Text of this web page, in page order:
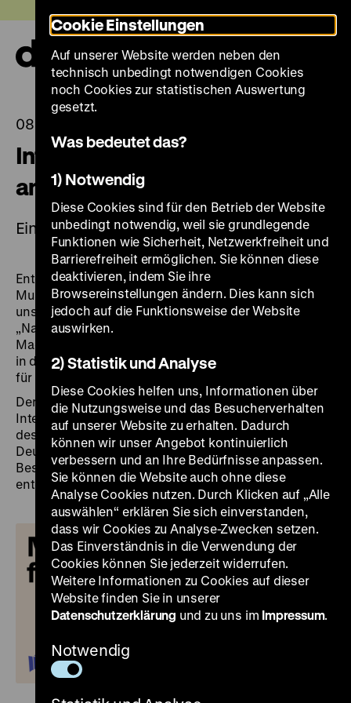
zum
Seiteninhalt
springen
08.05.2026
Internationaler Museumstag
am 17. Mai
Eintritt frei
Entdecken Sie das DHM am Internationalen
Museumstag, 17. Mai 2026 bei freiem Eintritt und mit
unserenkostenfreien Führungenin den Ausstellungen
„Natur und deutsche Geschichte. Glaube – Biologie –
Macht” und „Objekte. Geschichte. Geschichten. Blick
in die Sammlung”. In beiden Ausstellungen bieten wir
für Kinder und Familien 14 Uhr eine Führung an.
Der
Internationale Museumstag
wird jährlich vom
Internationalen Museumsrat ICOM ausgerufen. Ziel
des Museumstages ist es, auf die Museen in
Deutschland und weltweit aufmerksam zu machen und
Besucher*innen einzuladen, die Vielfalt der Museen zu
entdecken.
Cookie Einstellungen
Auf unserer Website werden neben den
technisch unbedingt notwendigen Cookies
noch Cookies zur statistischen Auswertung
gesetzt.
Was bedeutet das?
1) Notwendig
Diese Cookies sind für den Betrieb der Website
unbedingt notwendig, weil sie grundlegende
Funktionen wie Sicherheit, Netzwerkfreiheit und
Barrierefreiheit ermöglichen. Sie können diese
deaktivieren, indem Sie ihre
Browsereinstellungen ändern. Dies kann sich
jedoch auf die Funktionsweise der Website
auswirken.
2) Statistik und Analyse
Diese Cookies helfen uns, Informationen über
die Nutzungsweise und das Besucherverhalten
auf unserer Website zu erhalten. Dadurch
können wir unser Angebot kontinuierlich
verbessern und an Ihre Bedürfnisse anpassen.
Sie können die Website auch ohne diese
Analyse Cookies nutzen. Durch Klicken auf „Alle
auswählen“ erklären Sie sich einverstanden,
dass wir Cookies zu Analyse-Zwecken setzen.
Das Einverständnis in die Verwendung der
Cookies können Sie jederzeit widerrufen.
Weitere Informationen zu Cookies auf dieser
Website finden Sie in unserer
Datenschutzerklärung und zu uns im Impressum.
Notwendig